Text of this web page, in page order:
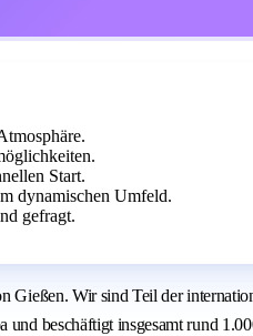
Start.
dynamischen Umfeld.
gefragt.
Wir sind Teil der
beschäftigt insgesamt rund